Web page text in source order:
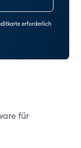
erforderlich
für